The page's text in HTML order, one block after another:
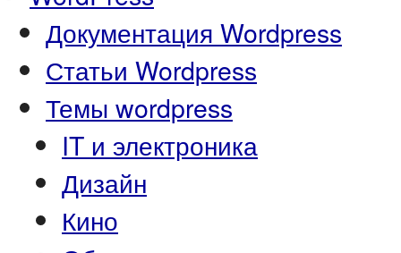
Документация Wordpress
Статьи Wordpress
Темы wordpress
IT и электроника
Дизайн
Кино